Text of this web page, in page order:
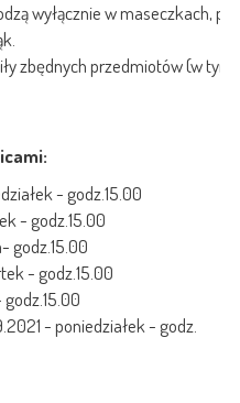
wyłącznie w maseczkach, po
zbędnych przedmiotów (w tym
- godz.15.00
- godz.15.00
godz.15.00
- godz.15.00
- poniedziałek - godz.